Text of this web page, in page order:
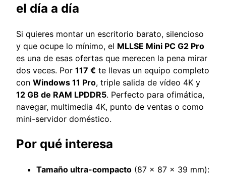
el día a día
Si quieres montar un escritorio barato, silencioso
y que ocupe lo mínimo, el MLLSE Mini PC G2 Pro
es una de esas ofertas que merecen la pena mirar
dos veces. Por 117 € te llevas un equipo completo
con Windows 11 Pro, triple salida de vídeo 4K y
12 GB de RAM LPDDR5. Perfecto para ofimática,
navegar, multimedia 4K, punto de ventas o como
mini-servidor doméstico.
Por qué interesa
Tamaño ultra-compacto (87 × 87 × 39 mm):